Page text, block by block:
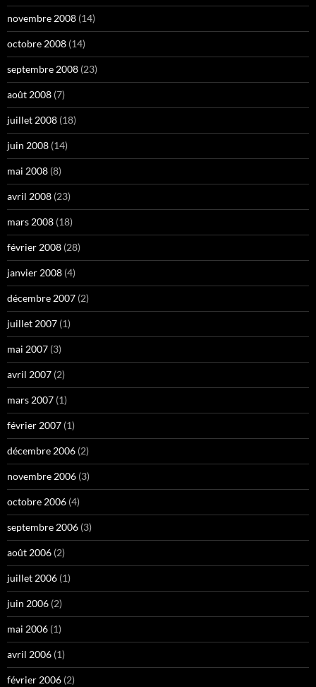
novembre 2008 (14)
octobre 2008 (14)
septembre 2008 (23)
août 2008 (7)
juillet 2008 (18)
juin 2008 (14)
mai 2008 (8)
avril 2008 (23)
mars 2008 (18)
février 2008 (28)
janvier 2008 (4)
décembre 2007 (2)
juillet 2007 (1)
mai 2007 (3)
avril 2007 (2)
mars 2007 (1)
février 2007 (1)
décembre 2006 (2)
novembre 2006 (3)
octobre 2006 (4)
septembre 2006 (3)
août 2006 (2)
juillet 2006 (1)
juin 2006 (2)
mai 2006 (1)
avril 2006 (1)
février 2006 (2)